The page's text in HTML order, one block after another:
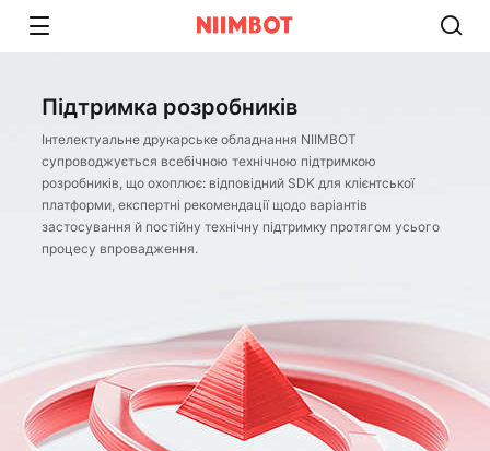
Підтримка розробників
Інтелектуальне друкарське обладнання NIIMBOT
супроводжується всебічною технічною підтримкою
розробників, що охоплює: відповідний SDK для клієнтської
платформи, експертні рекомендації щодо варіантів
застосування й постійну технічну підтримку протягом усього
процесу впровадження.